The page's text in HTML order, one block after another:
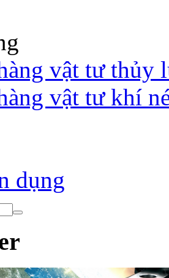
vật tư thủy
vật tư khí
dụng